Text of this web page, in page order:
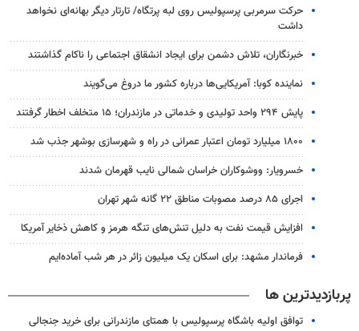
حرکت سرمربی پرسپولیس روی لبه پرتگاه/ تارتار دیگر بهانه‌ای نخواهد
داشت
خبرنگاران، تلاش دشمن برای ایجاد انشقاق اجتماعی را ناکام گذاشتند
نماینده کوبا: آمریکایی‌ها درباره کشور ما دروغ می‌گویند
پایش ۲۹۴ واحد تولیدی و خدماتی در مازندران؛ ۱۵ متخلف اخطار گرفتند
۱۸۰۰ میلیارد تومان اعتبار عمرانی در راه و شهرسازی بوشهر جذب شد
خسرویار: ووشوکاران خراسان شمالی نایب قهرمان شدند
اجرای ۸۵ درصد مصوبات مناطق ۲۲ گانه شهر تهران
افزایش قیمت نفت به دلیل تنش‌های تنگه هرمز و کاهش ذخایر آمریکا
فرماندار مشهد: برای اسکان یک میلیون زائر در هر شب آماده‌ایم
پربازدیدترین ها
توافق اولیه باشگاه پرسپولیس با همتای مازندرانی برای خرید جنجالی